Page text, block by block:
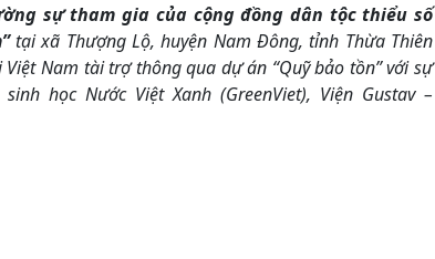
sự tham gia của cộng đồng dân tộc thiểu số
tại xã Thượng Lộ, huyện Nam Đông, tỉnh Thừa Thiên
Nam tài trợ thông qua dự án “Quỹ bảo tồn” với sự
học Nước Việt Xanh (GreenViet), Viện Gustav –